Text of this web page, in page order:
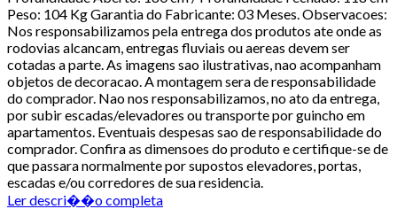
Peso: 104 Kg Garantia do Fabricante: 03 Meses. Observacoes:
Nos responsabilizamos pela entrega dos produtos ate onde as
rodovias alcancam, entregas fluviais ou aereas devem ser
cotadas a parte. As imagens sao ilustrativas, nao acompanham
objetos de decoracao. A montagem sera de responsabilidade
do comprador. Nao nos responsabilizamos, no ato da entrega,
por subir escadas/elevadores ou transporte por guincho em
apartamentos. Eventuais despesas sao de responsabilidade do
comprador. Confira as dimensoes do produto e certifique-se de
que passara normalmente por supostos elevadores, portas,
escadas e/ou corredores de sua residencia.
Ler descri��o completa